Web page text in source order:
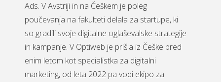
Ads. V Avstriji in na Češkem je poleg
poučevanja na fakulteti delala za startupe, ki
so gradili svoje digitalne oglaševalske strategije
in kampanje. V Optiweb je prišla iz Češke pred
enim letom kot specialistka za digitalni
marketing, od leta 2022 pa vodi ekipo za